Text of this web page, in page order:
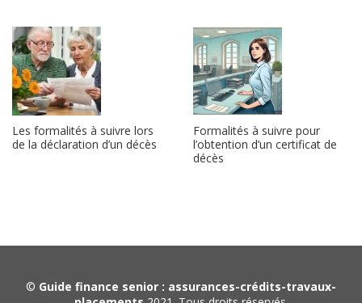
Les formalités à suivre lors
de la déclaration d’un décès
Formalités à suivre pour
l’obtention d’un certificat de
décès
© Guide finance senior : assurances-crédits-travaux-